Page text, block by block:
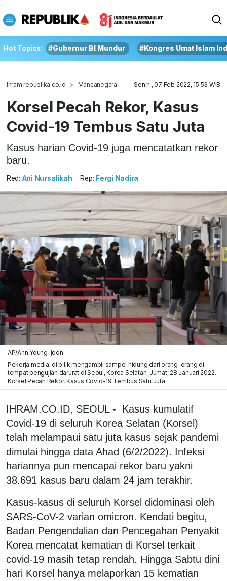
Hot Topics: #Gubernur BI Mundur #Kongres Umat Islam
Ihram.republika.co.id Mancanegara Senin , 07 Feb 2022, 15:53 WIB
Korsel Pecah Rekor, Kasus
Covid-19 Tembus Satu Juta
Kasus harian Covid-19 juga mencatatkan rekor
baru.
Red: Ani Nursalikah Rep: Fergi Nadira
AP/Ahn Young-joon
Pekerja medial di bilik mengambil sampel hidung dari orang-orang di
tempat pengujian darurat di Seoul, Korea Selatan, Jumat, 28 Januari 2022.
Korsel Pecah Rekor, Kasus Covid-19 Tembus Satu Juta
IHRAM.CO.ID, SEOUL - Kasus kumulatif
Covid-19 di seluruh Korea Selatan (Korsel)
telah melampaui satu juta kasus sejak pandemi
dimulai hingga data Ahad (6/2/2022). Infeksi
hariannya pun mencapai rekor baru yakni
38.691 kasus baru dalam 24 jam terakhir.
Kasus-kasus di seluruh Korsel didominasi oleh
SARS-CoV-2 varian omicron. Kendati begitu,
Badan Pengendalian dan Pencegahan Penyakit
Korea mencatat kematian di Korsel terkait
covid-19 masih tetap rendah. Hingga Sabtu dini
hari Korsel hanya melaporkan 15 kematian